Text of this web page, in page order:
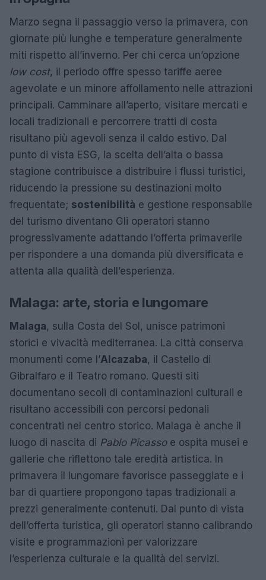
Marzo segna il passaggio verso la primavera, con
giornate più lunghe e temperature generalmente
miti rispetto all’inverno. Per chi cerca un’opzione
low cost, il periodo offre spesso tariffe aeree
agevolate e un minore affollamento nelle attrazioni
principali. Camminare all’aperto, visitare mercati e
locali tradizionali e percorrere tratti di costa
risultano più agevoli senza il caldo estivo. Dal
punto di vista ESG, la scelta dell’alta o bassa
stagione contribuisce a distribuire i flussi turistici,
riducendo la pressione su destinazioni molto
frequentate; sostenibilità e gestione responsabile
del turismo diventano Gli operatori stanno
progressivamente adattando l’offerta primaverile
per rispondere a una domanda più diversificata e
attenta alla qualità dell’esperienza.
Malaga: arte, storia e lungomare
Malaga, sulla Costa del Sol, unisce patrimoni
storici e vivacità mediterranea. La città conserva
monumenti come l’Alcazaba, il Castello di
Gibralfaro e il Teatro romano. Questi siti
documentano secoli di contaminazioni culturali e
risultano accessibili con percorsi pedonali
concentrati nel centro storico. Malaga è anche il
luogo di nascita di Pablo Picassoe ospita musei e
gallerie che riflettono tale eredità artistica. In
primavera il lungomare favorisce passeggiate e i
bar di quartiere propongono tapas tradizionali a
prezzi generalmente contenuti. Dal punto di vista
dell’offerta turistica, gli operatori stanno calibrando
visite e programmazioni per valorizzare
l’esperienza culturale e la qualità dei servizi.